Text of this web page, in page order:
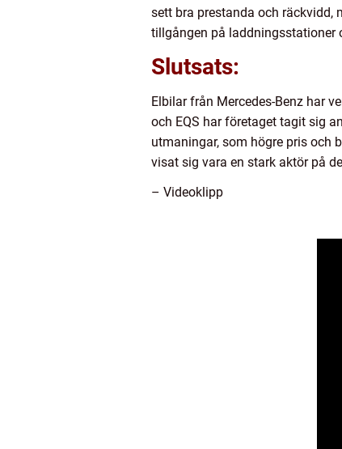
sett bra prestanda och räckvidd,
tillgången på laddningsstationer
Slutsats:
Elbilar från Mercedes-Benz har
och EQS har företaget tagit sig
utmaningar, som högre pris och
visat sig vara en stark aktör på
– Videoklipp